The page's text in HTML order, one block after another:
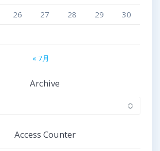
26 27 28 29
30
« 7月
Archive
Access Counter